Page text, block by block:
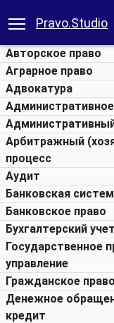
Pravo.Studio
Авторское право
Аграрное право
Адвокатура
Арбитражный
процесс
Аудит
Банковская
Банковское право
Бухгалтерский учет
Государственное
управление
Гражданское
Денежное
кредит